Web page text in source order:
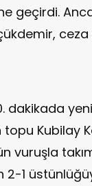
geçirdi.
ceza
dakikada
topu Kubilay
vuruşla
2-1